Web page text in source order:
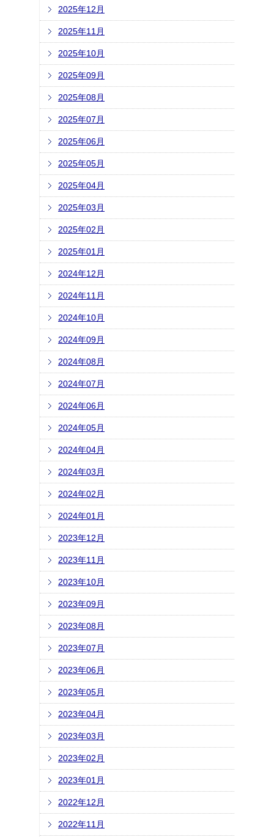
2025年12月
2025年11月
2025年10月
2025年09月
2025年08月
2025年07月
2025年06月
2025年05月
2025年04月
2025年03月
2025年02月
2025年01月
2024年12月
2024年11月
2024年10月
2024年09月
2024年08月
2024年07月
2024年06月
2024年05月
2024年04月
2024年03月
2024年02月
2024年01月
2023年12月
2023年11月
2023年10月
2023年09月
2023年08月
2023年07月
2023年06月
2023年05月
2023年04月
2023年03月
2023年02月
2023年01月
2022年12月
2022年11月